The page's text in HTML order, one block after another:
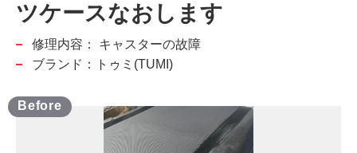
ツケースなおします
修理内容：
キャスターの故障
ブランド：トゥミ(TUMI)